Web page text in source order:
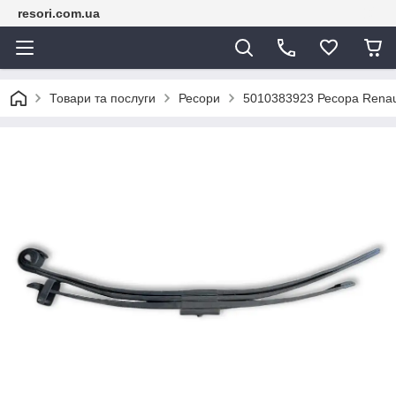
resori.com.ua
Товари та послуги Ресори 5010383923 Ресора